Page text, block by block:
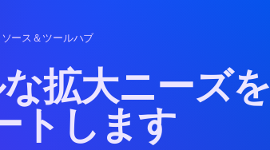
ソース＆ツールハブ
拡大ニーズを
トします